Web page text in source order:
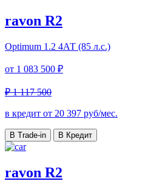
ravon R2
Optimum 1.2 4АТ (85 л.с.)
от 1 083 500 ₽
₽ 1 117 500
в кредит от 20 397 руб/мес.
В Trade-in В Кредит
ravon R2